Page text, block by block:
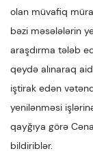
olan müvafiq
bəzi məsələlərin
araşdırma tələb
qeydə alınaraq
iştirak edən
yenilənməsi
qayğıya görə
bildiriblər.